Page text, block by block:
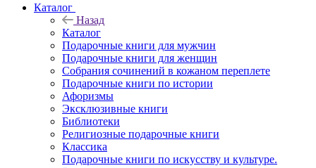
Каталог
Назад
Каталог
Подарочные книги для мужчин
Подарочные книги для женщин
Собрания сочинений в кожаном переплете
Подарочные книги по истории
Афоризмы
Эксклюзивные книги
Библиотеки
Религиозные подарочные книги
Классика
Подарочные книги по искусству и культуре.